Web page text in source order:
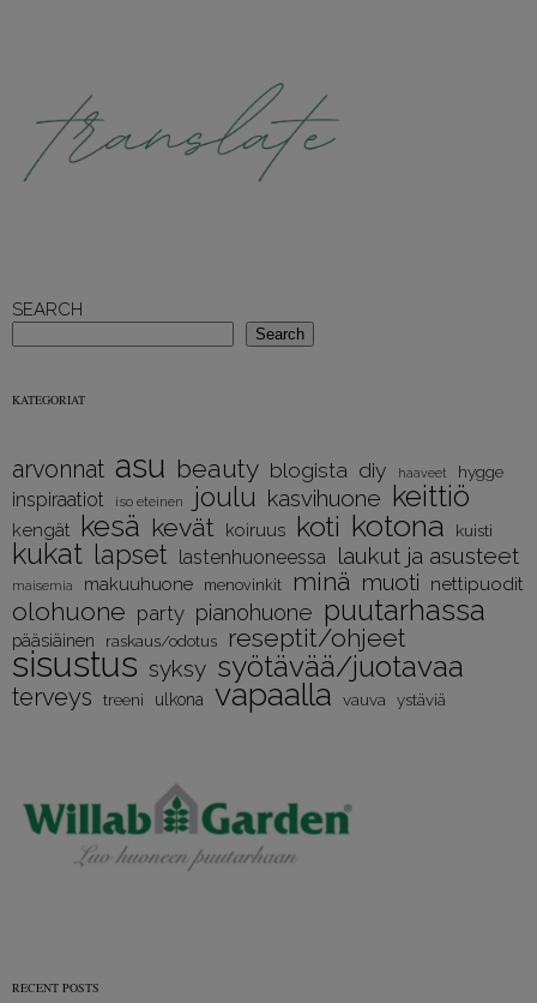
SEARCH
Search
KATEGORIAT
arvonnat asu beauty blogista diy haaveet hygge
inspiraatiot iso eteinen joulu kasvihuone keittiö
kengät kesä kevät koiruus koti kotona kuisti
kukat lapset lastenhuoneessa laukut ja asusteet
maisemia makuuhuone menovinkit minä muoti nettipuodit
olohuone party pianohuone puutarhassa
pääsiäinen raskaus/odotus reseptit/ohjeet
sisustus syksy syötävää/juotavaa
terveys treeni ulkona vapaalla vauva ystäviä
RECENT POSTS